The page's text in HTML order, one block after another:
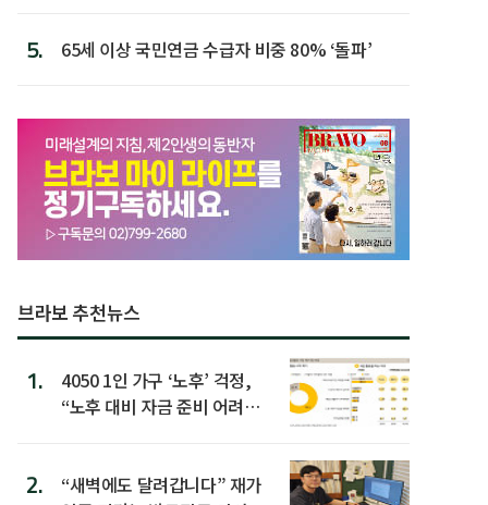
5. 65세 이상 국민연금 수급자 비중 80% ‘돌파’
브라보 추천뉴스
1.
4050 1인 가구 ‘노후’ 걱정,
“노후 대비 자금 준비 어려
2.
“새벽에도 달려갑니다” 재가